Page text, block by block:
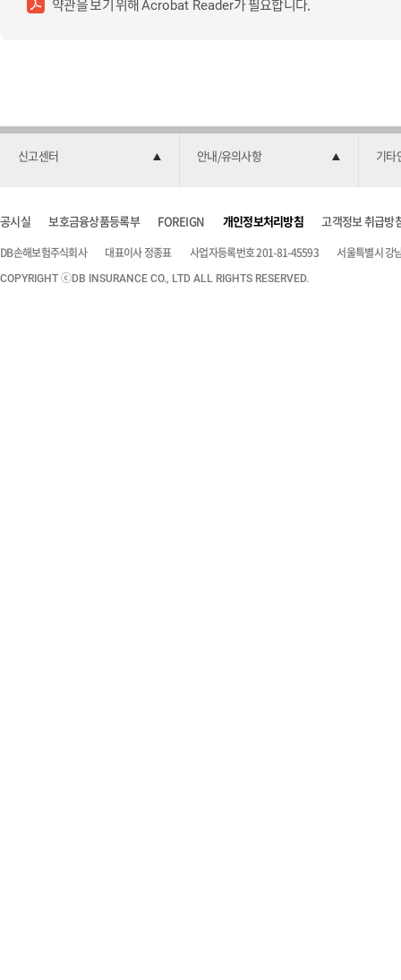
약관을 보기 위해Acrobat Reader가 필요합니다.
신고센터 안내/유의사항 기타
공시실 보호금융상품등록부 FOREIGN 개인정보처리방침 고객정보 취급방
DB손해보험주식회사 대표이사 정종표 사업자등록번호 201-81-45593 서울특별시 강
COPYRIGHT ⓒDB INSURANCE CO., LTD ALL RIGHTS RESERVED.